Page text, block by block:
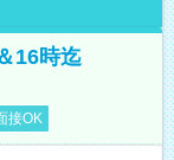
16時迄
接OK